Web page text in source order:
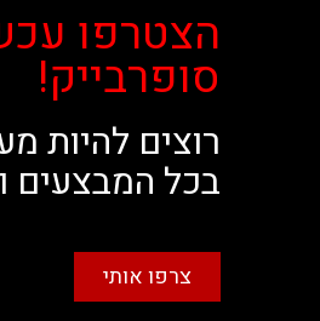
הצטרפו
סופרבייק!
רוצים להיות
בכל המבצעים
צרפו אותי